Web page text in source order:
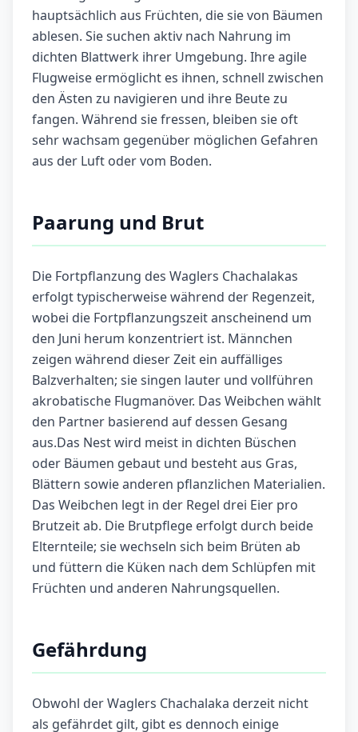
hauptsächlich aus Früchten, die sie von Bäumen
ablesen. Sie suchen aktiv nach Nahrung im
dichten Blattwerk ihrer Umgebung. Ihre agile
Flugweise ermöglicht es ihnen, schnell zwischen
den Ästen zu navigieren und ihre Beute zu
fangen. Während sie fressen, bleiben sie oft
sehr wachsam gegenüber möglichen Gefahren
aus der Luft oder vom Boden.
Paarung und Brut
Die Fortpflanzung des Waglers Chachalakas
erfolgt typischerweise während der Regenzeit,
wobei die Fortpflanzungszeit anscheinend um
den Juni herum konzentriert ist. Männchen
zeigen während dieser Zeit ein auffälliges
Balzverhalten; sie singen lauter und vollführen
akrobatische Flugmanöver. Das Weibchen wählt
den Partner basierend auf dessen Gesang
aus.Das Nest wird meist in dichten Büschen
oder Bäumen gebaut und besteht aus Gras,
Blättern sowie anderen pflanzlichen Materialien.
Das Weibchen legt in der Regel drei Eier pro
Brutzeit ab. Die Brutpflege erfolgt durch beide
Elternteile; sie wechseln sich beim Brüten ab
und füttern die Küken nach dem Schlüpfen mit
Früchten und anderen Nahrungsquellen.
Gefährdung
Obwohl der Waglers Chachalaka derzeit nicht
als gefährdet gilt, gibt es dennoch einige